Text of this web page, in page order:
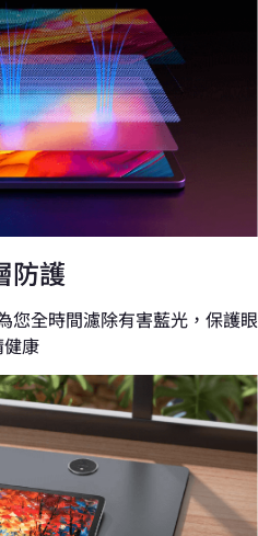
防護
您全時間濾除有害藍光，保護眼
健康